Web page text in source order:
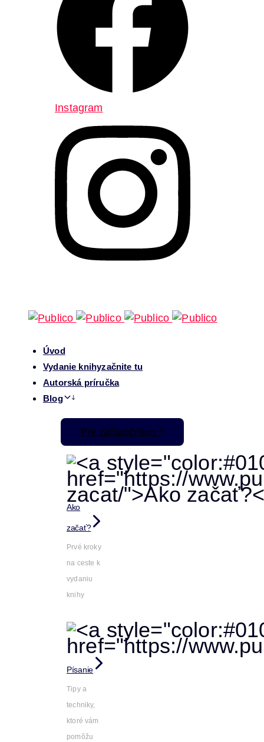
Instagram
Úvod
Vydanie knihyzačnite tu
Autorská príručka
Blog
Pre začiatočníkov
Ako
začať?
Prvé kroky
na ceste k
vydaniu
knihy
Písanie
Tipy a
techniky,
ktoré vám
pomôžu